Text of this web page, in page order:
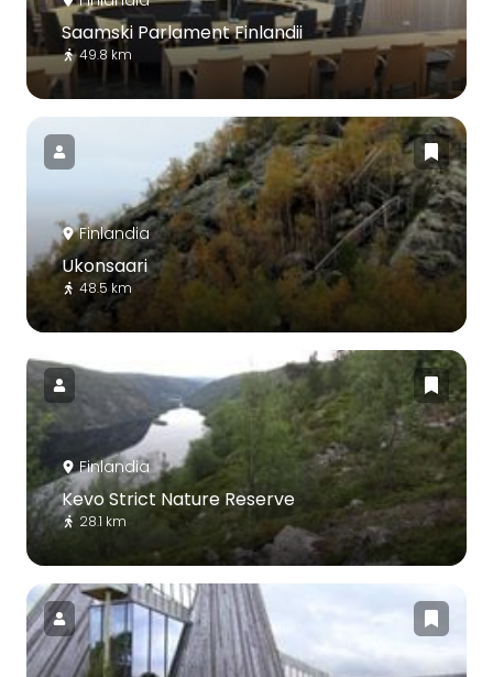
Saamski Parlament Finlandii
49.8 km
Finlandia
Ukonsaari
48.5 km
Finlandia
Kevo Strict Nature Reserve
28.1 km